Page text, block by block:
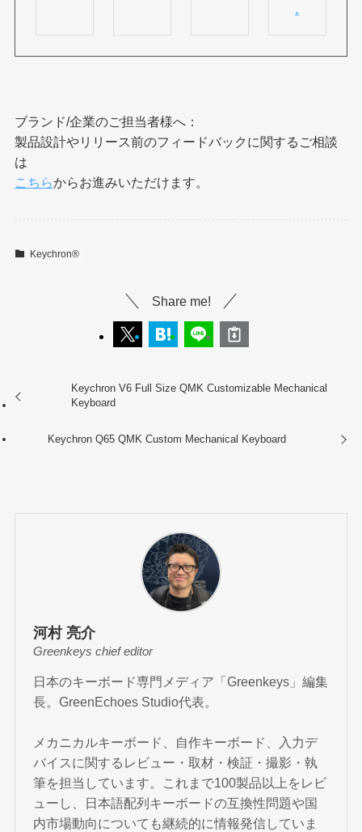
.
ブランド/企業のご担当者様へ：
製品設計やリリース前のフィードバックに関するご相談
は
こちらからお進みいただけます。
Keychron®︎
Share me!
Keychron V6 Full Size QMK Customizable Mechanical
Keyboard
Keychron Q65 QMK Custom Mechanical Keyboard
河村 亮介
Greenkeys chief editor
日本のキーボード専門メディア「Greenkeys」編集
長。GreenEchoes Studio代表。
メカニカルキーボード、自作キーボード、入力デ
バイスに関するレビュー・取材・検証・撮影・執
筆を担当しています。これまで100製品以上をレビ
ューし、日本語配列キーボードの互換性問題や国
内市場動向についても継続的に情報発信していま